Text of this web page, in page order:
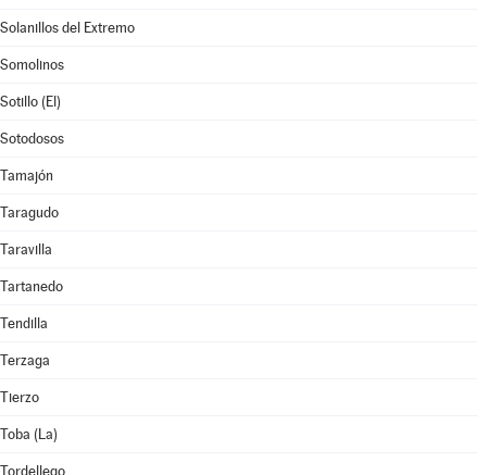
Solanillos del Extremo
Somolinos
Sotillo (El)
Sotodosos
Tamajón
Taragudo
Taravilla
Tartanedo
Tendilla
Terzaga
Tierzo
Toba (La)
Tordellego